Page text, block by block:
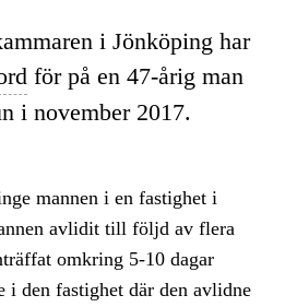
i Jönköping har
för på en 47-årig man
i november 2017.
mannen i en fastighet i
avlidit till följd av flera
omkring 5-10 dagar
i den fastighet där den avlidne